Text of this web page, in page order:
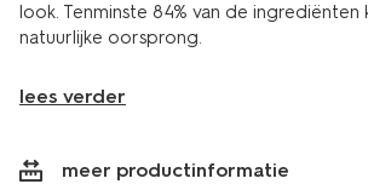
look. Tenminste 84% van de ingrediënten
natuurlijke oorsprong.
lees verder
meer productinformatie